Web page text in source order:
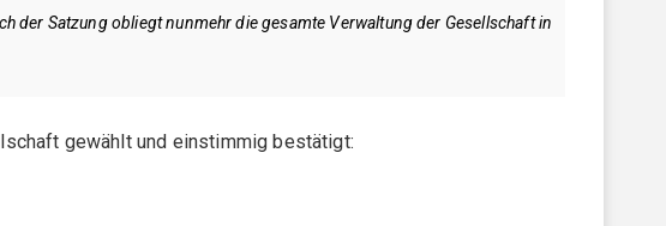
der Satzung obliegt nunmehr die gesamte Verwaltung der Gesellschaft in
gewählt und einstimmig bestätigt: